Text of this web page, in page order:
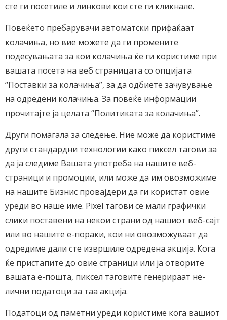
сте ги посетиле и линкови кои сте ги кликнале.
Повеќето пребарувачи автоматски прифаќаат
колачиња, но вие можете да ги промените
подесувањата за кои колачиња ќе ги користиме при
вашата посета на веб страницата со опцијата
“Поставки за колачиња”, за да одбиете зачувување
на одредени колачиња. За повеќе информации
прочитајте ја целата “Политиката за колачиња”.
Други помагала за следење. Ние може да користиме
други стандардни технологии како пиксел тагови за
да ја следиме Вашата употреба на нашите веб-
страници и промоции, или може да им овозможиме
на нашите Бизнис провајдери да ги користат овие
уреди во наше име. Pixel тагови се мали графички
слики поставени на некои страни од нашиот веб-сајт
или во нашите е-пораки, кои ни овозможуваат да
одредиме дали сте извршиле одредена акција. Кога
ќе пристапите до овие страници или ја отворите
вашата е-пошта, пиксел таговите генерираат не-
лични податоци за таа акција.
Податоци од паметни уреди користиме кога вашиот